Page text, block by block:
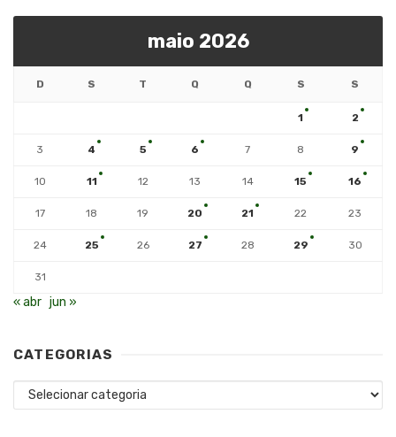
maio 2026
D S T Q Q S S
1 2
3 4 5 6 7 8 9
10 11 12 13 14 15 16
17 18 19 20 21 22 23
24 25 26 27 28 29 30
31
« abr jun »
CATEGORIAS
Categorias